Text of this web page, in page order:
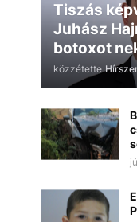
Tiszás
Juhász
botoxot
közzétette